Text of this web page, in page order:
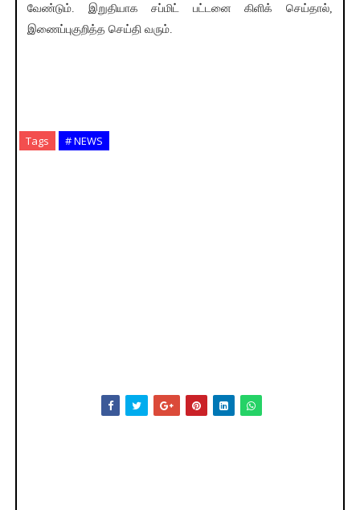
வேண்டும். இறுதியாக சப்மிட் பட்டனை கிளிக் செய்தால்,
இணைப்புகுறித்த செய்தி வரும்.
Tags # NEWS